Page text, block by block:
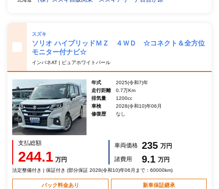
スズキ
ソリオ ハイブリッドＭＺ ４ＷＤ ☆コネクト＆全方位
モニター付ナビ☆
インパネAT | ピュアホワイトパール
年式
2025(令和7)年
走行距離
0.7万Km
排気量
1200cc
車検
2028(令和10)年06月
修復歴
なし
支払総額
244.1 万円
車両価格 235 万円
諸費用
9.1 万円
法定整備付き | 保証付き (部分保証 2028(令和10)年06月まで：60000km)
パック料金あり 新車保証継承